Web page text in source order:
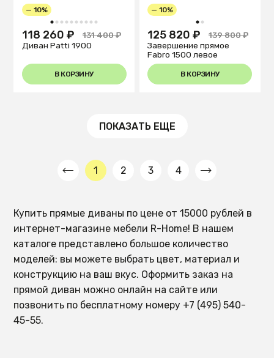
1 2 3 4 5 6 7 8 9 10
— 10%
118 260 ₽
131 400 ₽
Диван Patti 1900
В КОРЗИНУ
1 2
— 10%
125 820 ₽
139 800 ₽
Завершение прямое
Fabro 1500 левое
В КОРЗИНУ
ПОКАЗАТЬ ЕЩЕ
1 2 3 4
Купить прямые диваны по цене от 15000 рублей в
интернет-магазине мебели R-Home! В нашем
каталоге представлено большое количество
моделей: вы можете выбрать цвет, материал и
конструкцию на ваш вкус. Оформить заказ на
прямой диван можно онлайн на сайте или
позвонить по бесплатному номеру +7 (495) 540-
45-55.